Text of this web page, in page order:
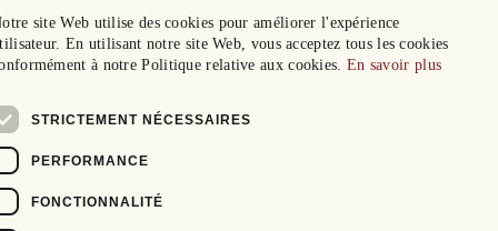
site Web utilise des cookies pour améliorer l'expérience
En utilisant notre site Web, vous acceptez tous les cookies
à notre Politique relative aux cookies. En savoir plus
STRICTEMENT NÉCESSAIRES
PERFORMANCE
FONCTIONNALITÉ